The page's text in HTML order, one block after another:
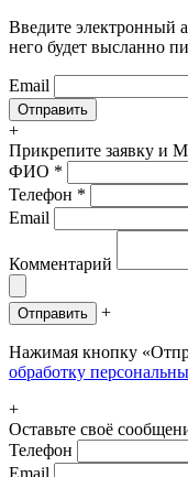
Введите электронный
него будет высланно
Email
+
Прикрепите заявку и
ФИО *
Телефон *
Email
Комментарий
Отправить +
Нажимая кнопку
обработку
+
Оставьте своё
Телефон
Email